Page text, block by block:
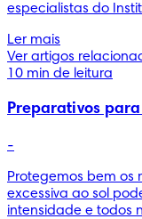
especialistas do
Ler mais
Ver artigos
10 min de leitura
Preparativos
-
Protegemos bem os
excessiva ao sol
intensidade e todos